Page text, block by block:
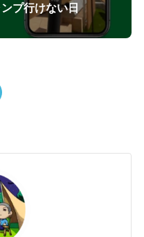
プ行けない日